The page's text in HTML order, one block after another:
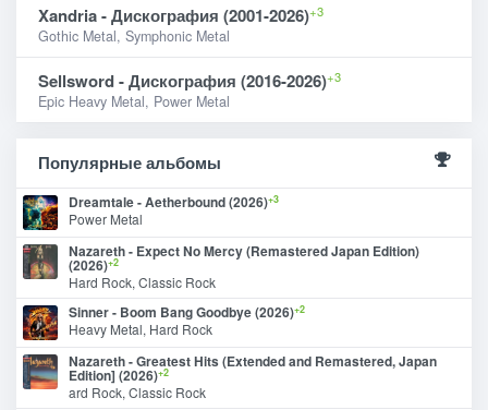
Xandria - Дискография (2001-2026)+3
Gothic Metal, Symphonic Metal
Sellsword - Дискография (2016-2026)+3
Epic Heavy Metal, Power Metal
Популярные альбомы
Dreamtale - Aetherbound (2026)+3
Power Metal
Nazareth - Expect No Mercy (Remastered Japan Edition)
(2026)+2
Hard Rock, Classic Rock
Sinner - Boom Bang Goodbye (2026)+2
Heavy Metal, Hard Rock
Nazareth - Greatest Hits (Extended and Remastered, Japan
Edition] (2026)+2
ard Rock, Classic Rock